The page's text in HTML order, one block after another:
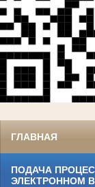
ГЛАВНАЯ
ПОДАЧА
ЭЛЕКТРОННОМ